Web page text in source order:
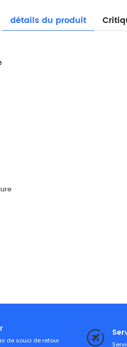
détails du produit
de souci de retour